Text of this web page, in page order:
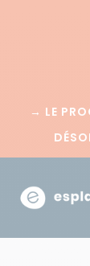
→ LE